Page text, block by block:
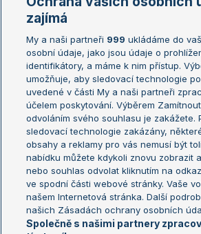
Žebříčky
Žebříček ATP (muži)
Žebříček WTA (ženy)
Sázkařský žebříček
Australian
French Open
Wimbledon
US Open
Turnaj mistrů
Turnaj mistryň
Aktualní trendy
Fotbalové přestupy
Livesport Daily
LS Prague Open
zajímá
My a naši partneři 999 ukládáme do
osobní údaje, jako jsou údaje o
identifikátory, a máme k nim přístup.
umožňuje, aby sledovací technologie
uvedené v části My a naši partneři
účelem poskytování. Výběrem
odvoláním svého souhlasu je zakážete.
sledovací technologie zakázány,
obsahy a reklamy pro vás nemusí být
nabídku můžete kdykoli znovu zobrazit
nebo souhlas odvolat kliknutím na
ve spodní části webové stránky. Vaše
našem Internetová stránka. Další
našich Zásadách ochrany osobních
Společně s našimi partnery